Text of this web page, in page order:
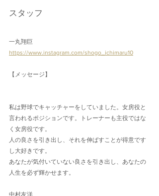
スタッフ
一丸翔巨
https://www.instagram.com/shogo_ichimaru10
【メッセージ】
私は野球でキャッチャーをしていました。女房役と
言われるポジションです。トレーナーも主役ではな
く女房役です。
人の良さを引き出し、それを伸ばすことが得意です
し大好きです。
あなたが気付いていない良さを引き出し、あなたの
人生を必ず輝かせます。